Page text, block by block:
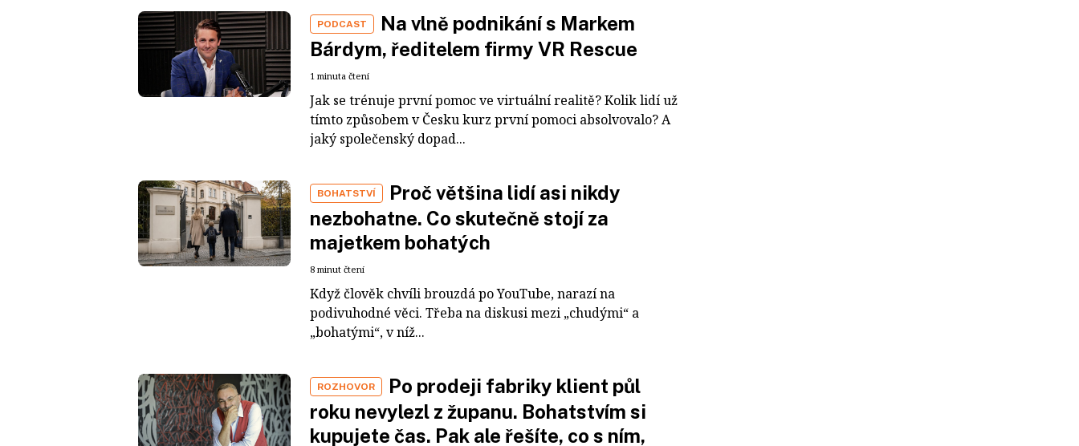
PODCAST
Na vlně podnikání s Markem
Bárdym, ředitelem firmy VR Rescue
1 minuta čtení
Jak se trénuje první pomoc ve virtuální realitě? Kolik lidí už
tímto způsobem v Česku kurz první pomoci absolvovalo? A
jaký společenský dopad...
BOHATSTVÍ
Proč většina lidí asi nikdy
nezbohatne. Co skutečně stojí za
majetkem bohatých
8 minut čtení
Když člověk chvíli brouzdá po YouTube, narazí na
podivuhodné věci. Třeba na diskusi mezi „chudými“ a
„bohatými“, v níž...
ROZHOVOR
Po prodeji fabriky klient půl
roku nevylezl z županu. Bohatstvím si
kupujete čas. Pak ale řešíte, co s ním,